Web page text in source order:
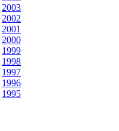
2003
2002
2001
2000
1999
1998
1997
1996
1995